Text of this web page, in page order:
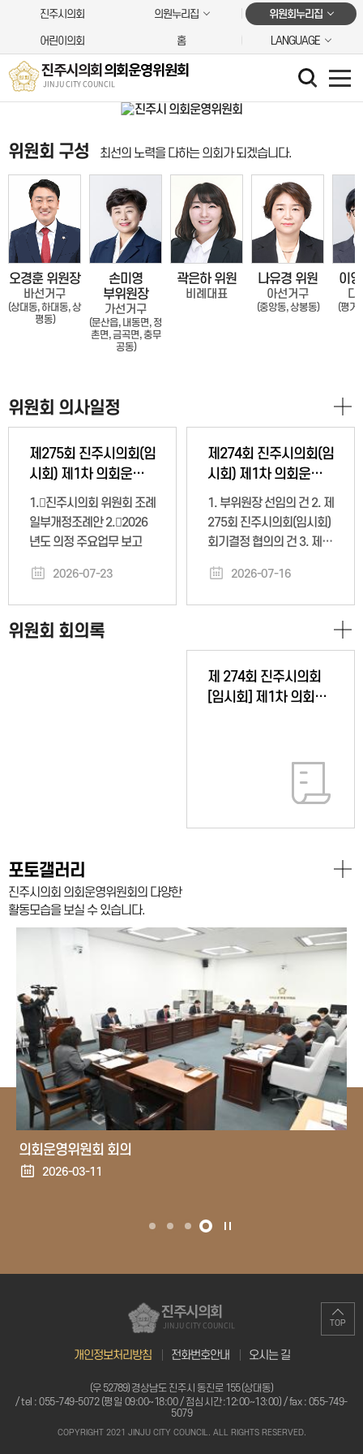
본문바로가기진주시의회 의원누리집 위원회누리집
어린이의회 홈 LANGUAGE
진주시의회 의회운영위원회
JINJU CITY COUNCIL
위원회 구성 최선의 노력을 다하는 의회가 되겠습니다.
오경훈 위원장
바선거구
(상대동, 하대동, 상
평동)
손미영
부위원장
가선거구
(문산읍, 내동면, 정
촌면, 금곡면, 충무
공동)
곽은하 위원
비례대표
나유경 위원
아선거구
(중앙동, 상봉동)
이
다
(평거
위원회 의사일정
제275회 진주시의회(임
시회) 제1차 의회운영
위원회
1.󰋯진주시의회 위원회 조례
일부개정조례안 2.󰋯2026
년도 의정 주요업무 보고
2026-07-23
제274회 진주시의회(임
시회) 제1차 의회운영
위원회
1. 부위원장 선임의 건 2. 제
275회 진주시의회(임시회)
회기결정 협의의 건 3. 제
의사일정 협의의 건 4. 시장
2026-07-16
위원회 회의록
제 274회 진주시의회
[임시회] 제1차 의회운
포토갤러리
진주시의회 의회운영위원회의 다양한
활동모습을 보실 수 있습니다.
의회운영위원회 회의
2026-03-11
진주시의회
JINJU CITY COUNCIL
개인정보처리방침 전화번호안내 오시는 길
(우 52789) 경상남도 진주시 동진로 155 (상대동)
/ tel :055-749-5072 (평일 09:00~18:00 / 점심시간:12:00~13:00) / fax : 055-749-
5079
COPYRIGHT 2021 JINJU CITY COUNCIL. ALL RIGHTS RESERVED.
TOP